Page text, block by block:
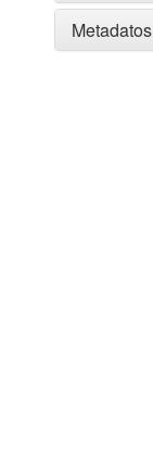
Metadatos